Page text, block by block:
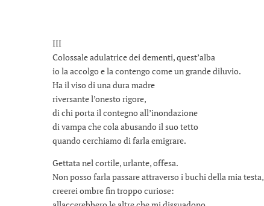
III
Colossale adulatrice dei dementi, quest’alba
io la accolgo e la contengo come un grande diluvio.
Ha il viso di una dura madre
riversante l’onesto rigore,
di chi porta il contegno all’inondazione
di vampa che cola abusando il suo tetto
quando cerchiamo di farla emigrare.
Gettata nel cortile, urlante, offesa.
Non posso farla passare attraverso i buchi della mia testa,
creerei ombre fin troppo curiose: